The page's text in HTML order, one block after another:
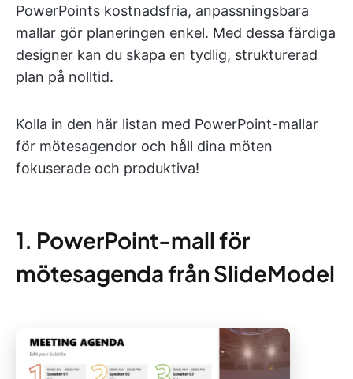
PowerPoints kostnadsfria, anpassningsbara
mallar gör planeringen enkel. Med dessa färdiga
designer kan du skapa en tydlig, strukturerad
plan på nolltid.
Kolla in den här listan med PowerPoint-mallar
för mötesagendor och håll dina möten
fokuserade och produktiva!
1. PowerPoint-mall för
mötesagenda från SlideModel